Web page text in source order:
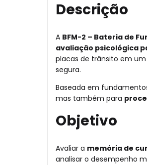
Descrição
A BFM-2 – Bateria de
avaliação psicológica
placas de trânsito em
segura.
Baseada em
mas também para
Objetivo
Avaliar a memória de
analisar o desempenho